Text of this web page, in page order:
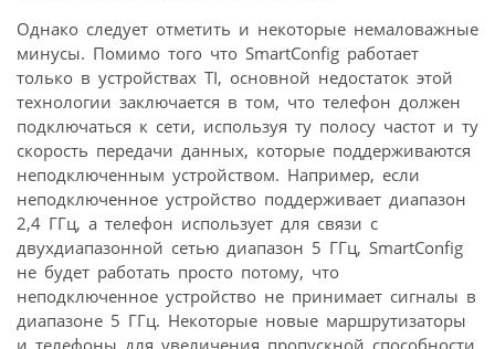
Однако следует отметить и некоторые немаловажные
минусы. Помимо того что SmartConfig работает
только в устройствах TI, основной недостаток этой
технологии заключается в том, что телефон должен
подключаться к сети, используя ту полосу частот и ту
скорость передачи данных, которые поддерживаются
неподключенным устройством. Например, если
неподключенное устройство поддерживает диапазон
2,4 ГГц, а телефон использует для связи с
двухдиапазонной сетью диапазон 5 ГГц, SmartConfig
не будет работать просто потому, что
неподключенное устройство не принимает сигналы в
диапазоне 5 ГГц. Некоторые новые маршрутизаторы
и телефоны для увеличения пропускной способности